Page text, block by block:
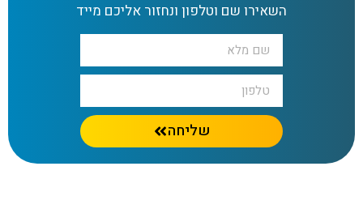
השאירו שם וטלפון ונחזור אליכם מייד
שליחה